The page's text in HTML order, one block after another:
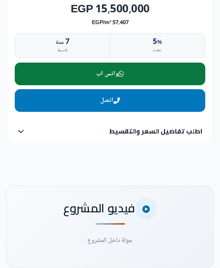
15,500,000 EGP
57,407 EGP/m²
5%
مقدم
7سنة
تقسيط
واتس اب
اتصل
اطلب تفاصيل السعر والتقسيط
فيديو المشروع
جولة داخل المشروع